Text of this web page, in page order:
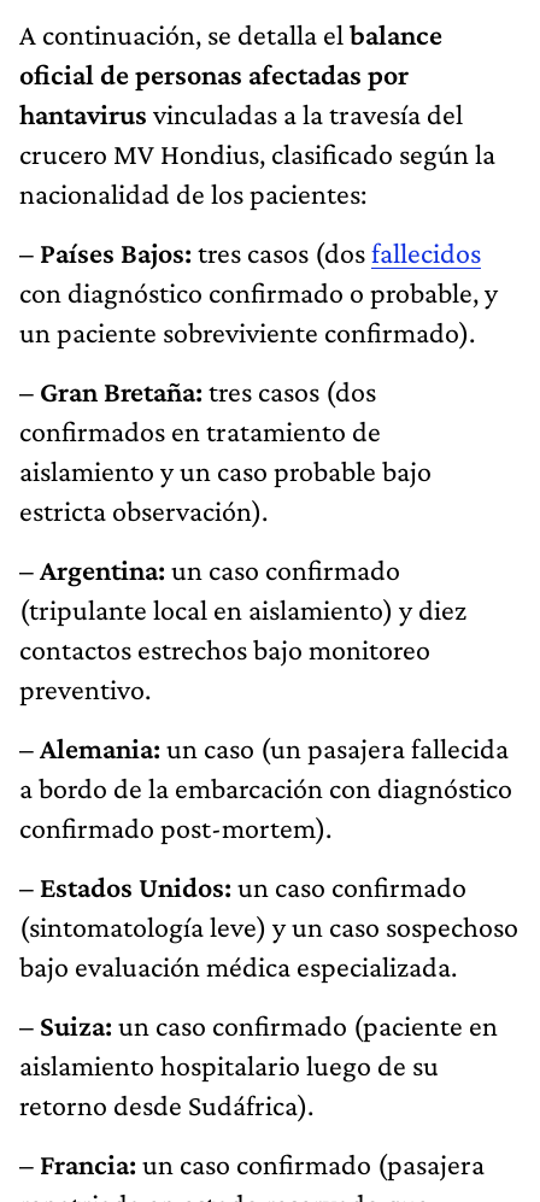
A continuación, se detalla el balance
oficial de personas afectadas por
hantavirus vinculadas a la travesía del
crucero MV Hondius, clasificado según la
nacionalidad de los pacientes:
– Países Bajos: tres casos (dosfallecidos
con diagnóstico confirmado o probable, y
un paciente sobreviviente confirmado).
– Gran Bretaña: tres casos (dos
confirmados en tratamiento de
aislamiento y un caso probable bajo
estricta observación).
– Argentina: un caso confirmado
(tripulante local en aislamiento) y diez
contactos estrechos bajo monitoreo
preventivo.
– Alemania: un caso (un pasajera fallecida
a bordo de la embarcación con diagnóstico
confirmado post-mortem).
– Estados Unidos: un caso confirmado
(sintomatología leve) y un caso sospechoso
bajo evaluación médica especializada.
– Suiza: un caso confirmado (paciente en
aislamiento hospitalario luego de su
retorno desde Sudáfrica).
– Francia: un caso confirmado (pasajera